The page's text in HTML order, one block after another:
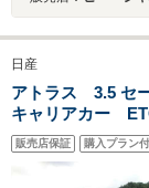
日産
アトラス 3.5 セ
キャリアカー
販売店保証 購入プラン付